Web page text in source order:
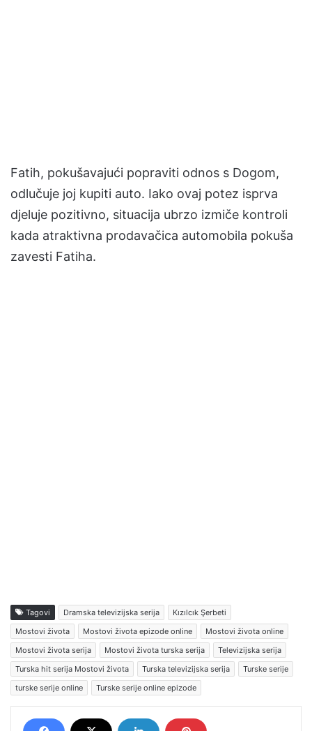
Fatih, pokušavajući popraviti odnos s Dogom,
odlučuje joj kupiti auto. Iako ovaj potez isprva
djeluje pozitivno, situacija ubrzo izmiče kontroli
kada atraktivna prodavačica automobila pokuša
zavesti Fatiha.
Tagovi Dramska televizijska serija
Kızılcık Şerbeti
Mostovi života
Mostovi života epizode online
Mostovi života online
Mostovi života serija
Mostovi života turska serija
Televizijska serija
Turska hit serija Mostovi života
Turska televizijska serija
Turske serije
turske serije online
Turske serije online epizode